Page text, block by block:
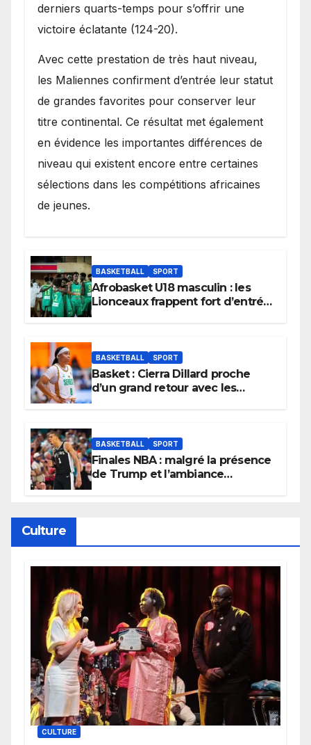
derniers quarts-temps pour s’offrir une
victoire éclatante (124-20).
Avec cette prestation de très haut niveau,
les Maliennes confirment d’entrée leur statut
de grandes favorites pour conserver leur
titre continental. Ce résultat met également
en évidence les importantes différences de
niveau qui existent encore entre certaines
sélections dans les compétitions africaines
de jeunes.
BASKETBALL SPORT
Afrobasket U18 masculin : les
Lionceaux frappent fort d’entrée
BASKETBALL SPORT
Basket : Cierra Dillard proche
d’un grand retour avec les
BASKETBALL SPORT
Finales NBA : malgré la présence
de Trump et l’ambiance
Culture
CULTURE